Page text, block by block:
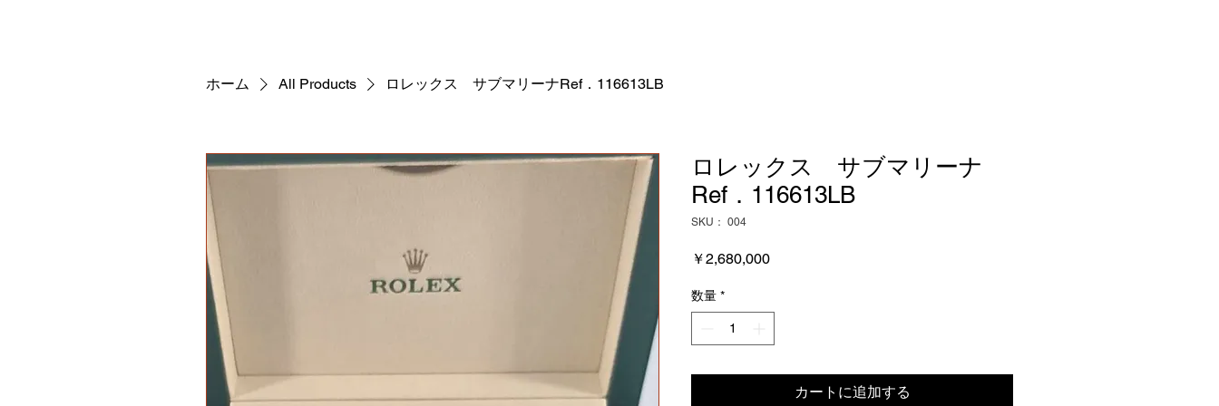
ホーム All Products ロレックス サブマリーナRef．116613LB
ロレックス サブマリーナ
Ref．116613LB
SKU： 004
￥2,680,000価
数量 *
カートに追加する